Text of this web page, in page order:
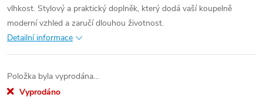
vlhkost. Stylový a praktický doplněk, který dodá vaší koupelně
moderní vzhled a zaručí dlouhou životnost.
Detailní informace
Položka byla vyprodána…
Vyprodáno